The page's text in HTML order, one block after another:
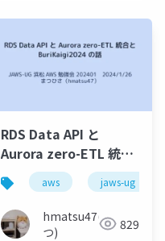
RDS Data API と
Aurora zero-ETL 統合
と BuriKaigi2024 の話
aws jaws-ug
hmatsu47(ま
つ)
829